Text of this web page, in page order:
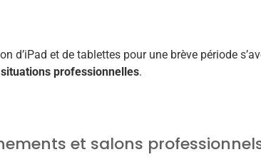
d’iPad et de tablettes pour une brève période
situations professionnelles.
et salons